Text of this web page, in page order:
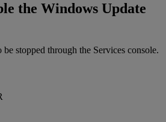
the Windows Update
stopped through the Services console.